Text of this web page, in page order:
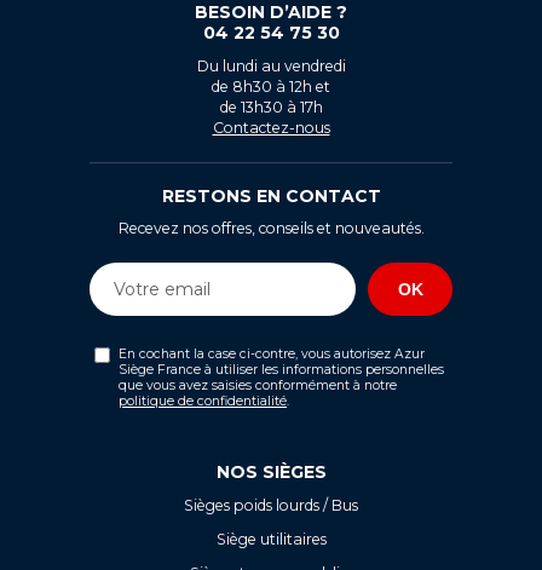
BESOIN D’AIDE ?
04 22 54 75 30
Du lundi au vendredi
de 8h30 à 12h et
de 13h30 à 17h
Contactez-nous
RESTONS EN CONTACT
Recevez nos offres, conseils et nouveautés.
En cochant la case ci-contre, vous autorisez Azur
Siège France à utiliser les informations personnelles
que vous avez saisies conformément à notre
politique de confidentialité
NOS SIÈGES
Sièges poids lourds / Bus
Siège utilitaires